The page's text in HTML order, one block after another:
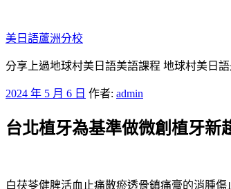
至
主
要
容
美日語蘆洲分校
分享上過地球村美日語美語課程 地球村美日
發
於
2024 年 5 月 6 日 作者: admin
台北植牙為基準做微創植牙新
白茯苓健脾活血止痛散瘀透骨鎮痛膏的消腫傷